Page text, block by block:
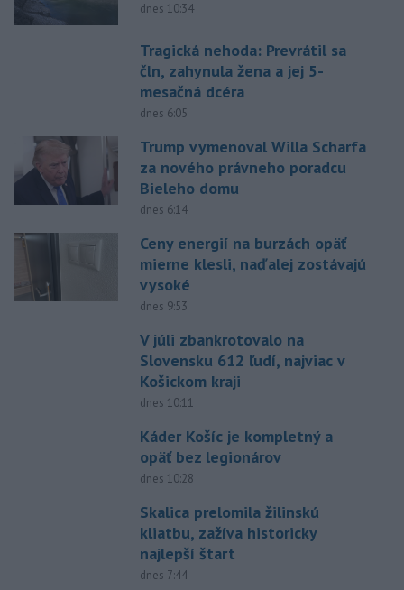
dnes 10:34
Tragická nehoda: Prevrátil sa
čln, zahynula žena a jej 5-
mesačná dcéra
dnes 6:05
Trump vymenoval Willa Scharfa
za nového právneho poradcu
Bieleho domu
dnes 6:14
Ceny energií na burzách opäť
mierne klesli, naďalej zostávajú
vysoké
dnes 9:53
V júli zbankrotovalo na
Slovensku 612 ľudí, najviac v
Košickom kraji
dnes 10:11
Káder Košíc je kompletný a
opäť bez legionárov
dnes 10:28
Skalica prelomila žilinskú
kliatbu, zažíva historicky
najlepší štart
dnes 7:44